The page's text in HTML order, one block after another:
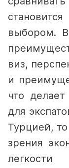
выбором.
виз,
и
что
для
Турцией,
зрения
легкости